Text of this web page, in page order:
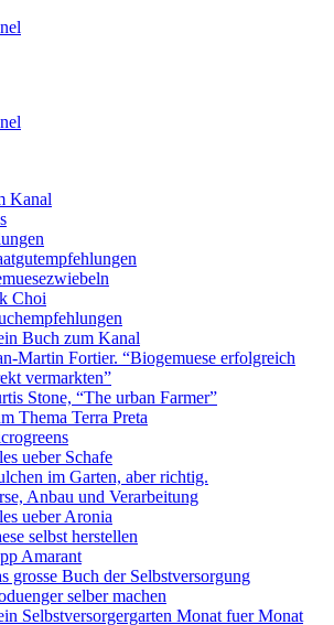
Kanal
Choi
Buch zum Kanal
Martin Fortier. “Biogemuese erfolgreich
vermarkten”
Stone, “The urban Farmer”
Thema Terra Preta
ueber Schafe
im Garten, aber richtig.
Anbau und Verarbeitung
ueber Aronia
selbst herstellen
Amarant
grosse Buch der Selbstversorgung
selber machen
Selbstversorgergarten Monat fuer Monat